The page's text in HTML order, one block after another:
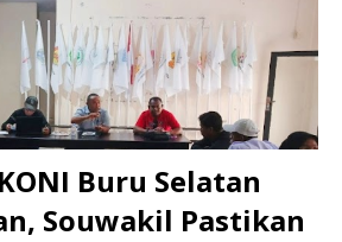
Buru Selatan
Souwakil Pastikan